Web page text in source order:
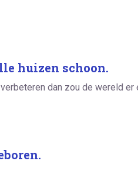
huizen schoon.
dan zou de wereld er